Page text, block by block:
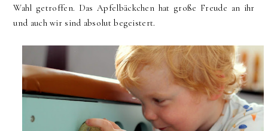
Wahl getroffen. Das Apfelbäckchen hat große Freude an ihr
und auch wir sind absolut begeistert.